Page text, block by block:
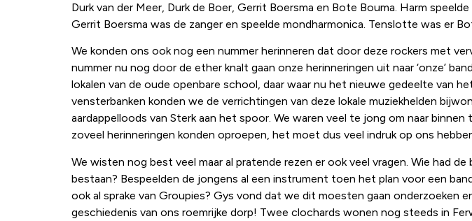
Durk van der Meer, Durk de Boer, Gerrit Boersma en Bote Bouma. Harm
Gerrit Boersma was de zanger en speelde mondharmonica. Tenslotte was er
We konden ons ook nog een nummer herinneren dat door deze rockers met
nummer nu nog door de ether knalt gaan onze herinneringen uit naar ‘onze’
lokalen van de oude openbare school, daar waar nu het nieuwe gedeelte van
vensterbanken konden we de verrichtingen van deze lokale muziekhelden
aardappelloods van Sterk aan het spoor. We waren veel te jong om naar
zoveel herinneringen konden oproepen, het moet dus veel indruk op ons
We wisten nog best veel maar al pratende rezen er ook veel vragen. Wie had
bestaan? Bespeelden de jongens al een instrument toen het plan voor een
ook al sprake van Groupies? Gys vond dat we dit moesten gaan
geschiedenis van ons roemrijke dorp! Twee clochards wonen nog steeds in